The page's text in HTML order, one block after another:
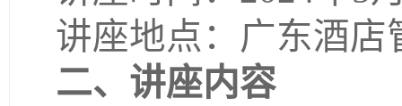
讲座地点：广东酒
二、讲座内容